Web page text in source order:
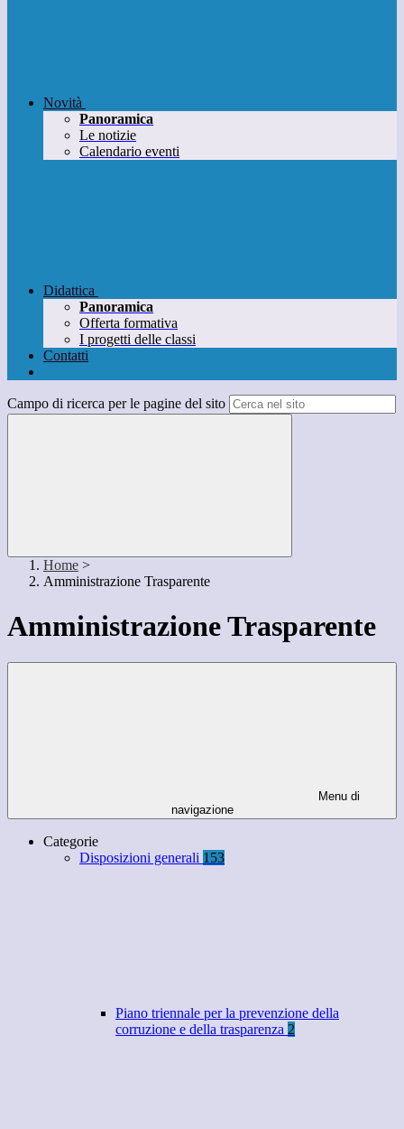
Novità
Panoramica
Le notizie
Calendario eventi
Didattica
Panoramica
Offerta formativa
I progetti delle classi
Contatti
Campo di ricerca per le pagine del sito
Home >
Amministrazione Trasparente
Amministrazione Trasparente
Menu di
navigazione
Categorie
Disposizioni generali 153
Piano triennale per la prevenzione della
corruzione e della trasparenza 2